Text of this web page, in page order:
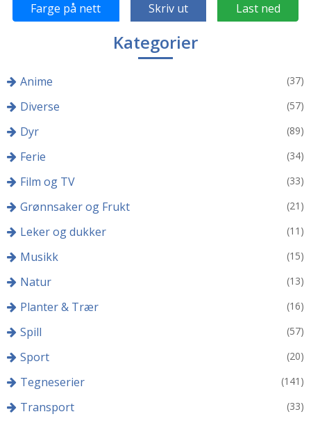
Farge på nett Skriv ut Last ned
Kategorier
Anime (37)
Diverse (57)
Dyr (89)
Ferie (34)
Film og TV (33)
Grønnsaker og Frukt (21)
Leker og dukker (11)
Musikk (15)
Natur (13)
Planter & Trær (16)
Spill (57)
Sport (20)
Tegneserier (141)
Transport (33)